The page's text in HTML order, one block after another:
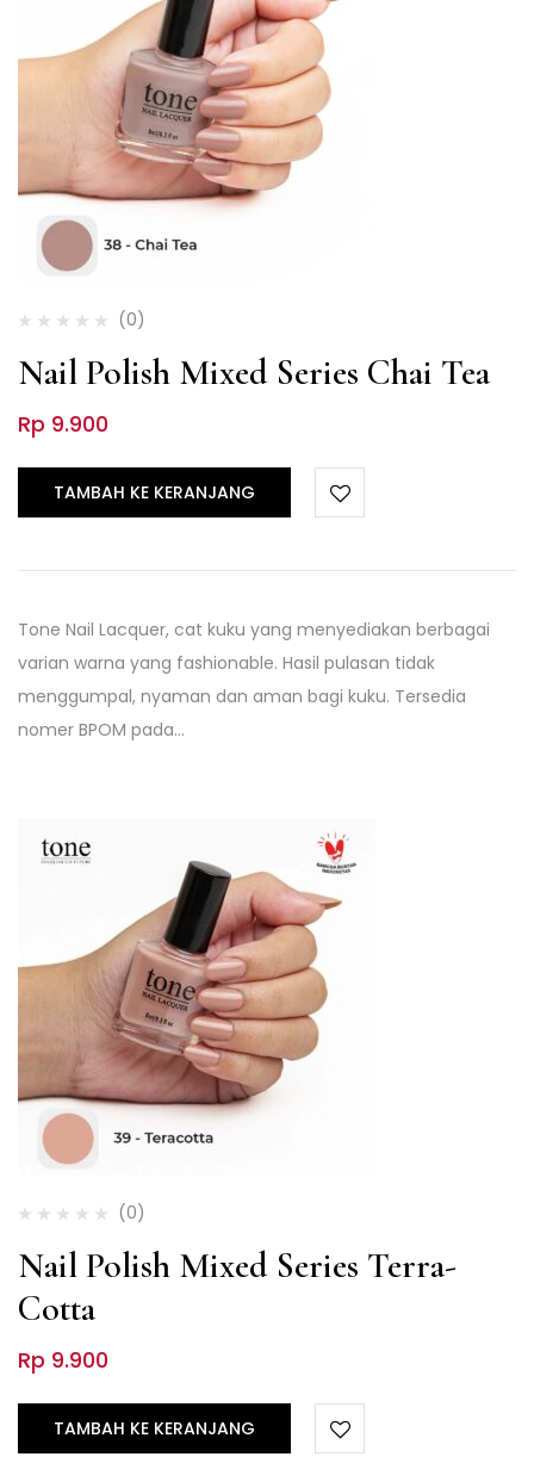
(0)
Nail Polish Mixed Series Chai Tea
Rp 9.900
TAMBAH KE KERANJANG
Tone Nail Lacquer, cat kuku yang menyediakan berbagai
varian warna yang fashionable. Hasil pulasan tidak
menggumpal, nyaman dan aman bagi kuku. Tersedia
nomer BPOM pada…
(0)
Nail Polish Mixed Series Terra-
Cotta
Rp 9.900
TAMBAH KE KERANJANG